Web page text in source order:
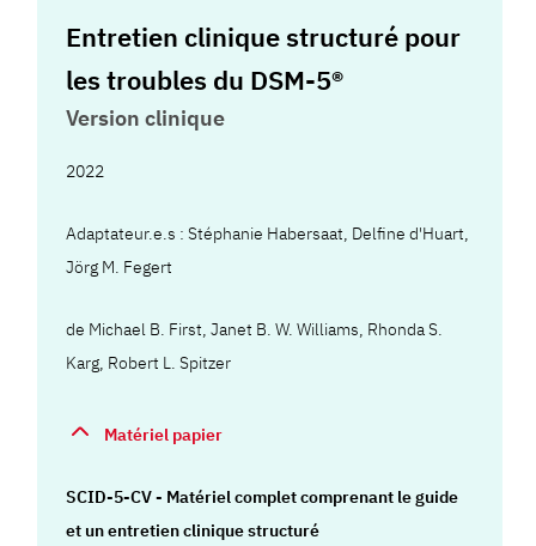
Entretien clinique structuré pour
les troubles du DSM-5®
Version clinique
2022
Adaptateur.e.s :Stéphanie Habersaat, Delfine d'Huart,
Jörg M. Fegert
de Michael B. First,Janet B. W. Williams, Rhonda S.
Karg, Robert L. Spitzer
Matériel papier
SCID-5-CV - Matériel complet comprenant le guide
et un entretien clinique structuré